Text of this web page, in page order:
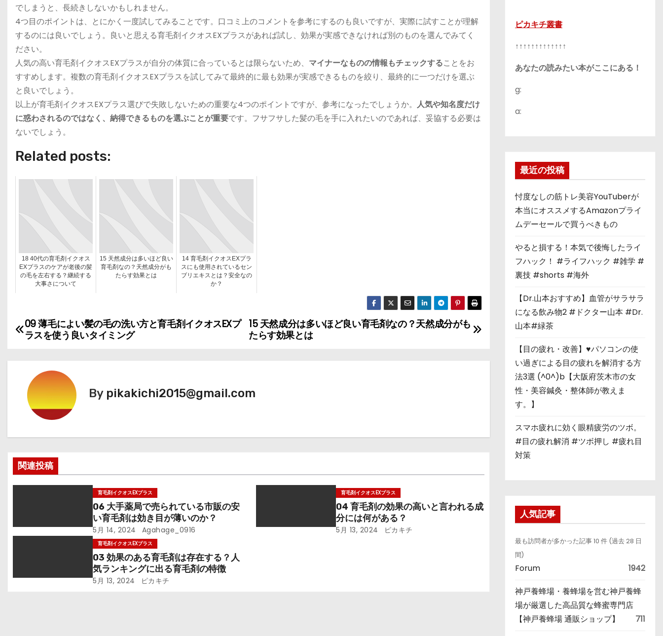
でしまうと、長続きしないかもしれません。
4つ目のポイントは、
とにかく一度試してみることです。口コミ上のコメントを参考にするのも良いですが、実際に試すことが理解
するのには良いでしょう。良いと思える育毛剤イクオスEXプラスがあれば試し、効果が実感できなければ別のものを選んでみてく
ださい。
人気の高い育毛剤イクオスEXプラスが自分の体質に合っているとは限らないため、 マイナーなものの情報もチェックすることをお
すすめします。複数の育毛剤イクオスEXプラスを試してみて最終的に最も効果が実感できるものを絞り、最終的に一つだけを選ぶ
と良いでしょう。
以上が育毛剤イクオスEXプラス選びで失敗しないための重要な4つのポイントですが、参考になったでしょうか。 人気や知名度だけ
に惑わされるのではなく、納得できるものを選ぶことが重要です。フサフサした髪の毛を手に入れたいのであれば、妥協する必要は
ないでしょう。
Related posts:
18 40代の育毛剤イクオス
EXプラスのケアが老後の髪
の毛を左右する？継続する
大事さについて
15 天然成分は多いほど良い
育毛剤なの？天然成分がも
たらす効果とは
14 育毛剤イクオスEXプラ
スにも使用されているセン
ブリエキスとは？安全なの
か？
投
ビ
ゲ
シ
ョ
15 天然成分は多いほど良い育毛剤なの？天然成分がも
たらす効果とは
09 薄毛によい髪の毛の洗い方と育毛剤イクオスEXプ
ラスを使う良いタイミング
By pikakichi2015@gmail.com
関連投稿
育毛剤イクオスEXプラス
06 大手薬局で売られている市販の安
い育毛剤は効き目が薄いのか？
5月 14, 2024 Agahage_0916
育毛剤イクオスEXプラス
04 育毛剤の効果の高いと言われる成
分には何がある？
5月 13, 2024 ピカキチ
育毛剤イクオスEXプラス
03 効果のある育毛剤は存在する？人
気ランキングに出る育毛剤の特徴
5月 13, 2024 ピカキチ
ピカキチ叢書
↑↑↑↑↑↑↑↑↑↑↑↑↑
あなたの読みたい本がここにある！
g:
a:
最近の投稿
忖度なしの筋トレ美容YouTuberが
本当にオススメするAmazonプライ
ムデーセールで買うべきもの
やると損する！本気で後悔したライ
フハック！ #ライフハック #雑学 #
裏技 #shorts #海外
【Dr.山本おすすめ】血管がサラサラ
になる飲み物2 #ドクター山本 #Dr.
山本#緑茶
【目の疲れ・改善】♥パソコンの使
い過ぎによる目の疲れを解消する方
法3選 (^0^)b【大阪府茨木市の女
性・美容鍼灸・整体師が教えま
す。】
スマホ疲れに効く眼精疲労のツボ。
#目の疲れ解消 #ツボ押し #疲れ目
対策
人気記事
最も訪問者が多かった記事 10 件 (過去 28 日
間)
Forum 1942
神戸養蜂場・養蜂場を営む神戸養蜂
場が厳選した高品質な蜂蜜専門店
【神戸養蜂場 通販ショップ】
711